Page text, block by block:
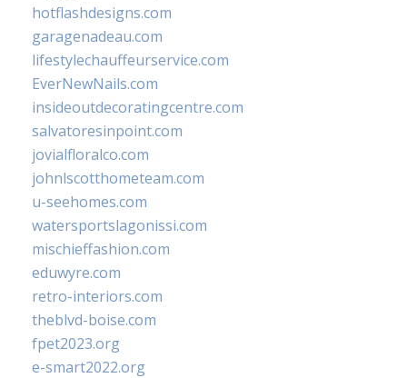
hotflashdesigns.com
garagenadeau.com
lifestylechauffeurservice.com
EverNewNails.com
insideoutdecoratingcentre.com
salvatoresinpoint.com
jovialfloralco.com
johnlscotthometeam.com
u-seehomes.com
watersportslagonissi.com
mischieffashion.com
eduwyre.com
retro-interiors.com
theblvd-boise.com
fpet2023.org
e-smart2022.org